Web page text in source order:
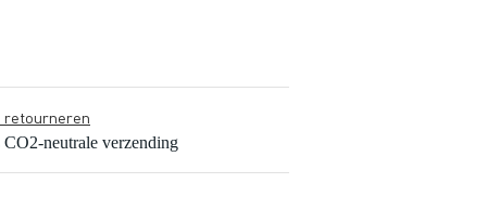
retourneren
CO2-neutrale verzending